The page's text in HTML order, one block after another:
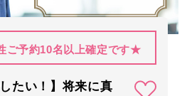
ご予約10名以上確定です★
たい！】将来に真